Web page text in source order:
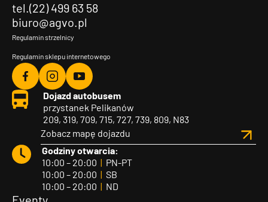
tel.(22) 499 63 58
biuro@agvo.pl
Regulamin strzelnicy
Regulamin sklepu internetowego
Agvo
Facebook
Agvo
Instagram
Agvo
YouTube
Dojazd autobusem
przystanek Pelikanów
209, 319, 709, 715, 727, 739, 809, N83
Zobacz mapę dojazdu
Godziny otwarcia:
10:00 – 20:00 | PN-PT
10:00 – 20:00 | SB
10:00 – 20:00 | ND